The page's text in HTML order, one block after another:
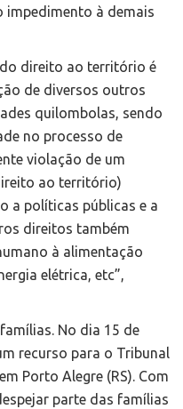
à demais
direito ao território é
de diversos outros
quilombolas, sendo
no processo de
violação de um
ao território)
a políticas públicas e a
direitos também
à alimentação
elétrica, etc”,
No dia 15 de
recurso para o Tribunal
Porto Alegre (RS). Com
parte das famílias